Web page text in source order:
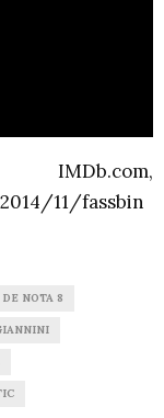
11/fassbin
NOTA 8